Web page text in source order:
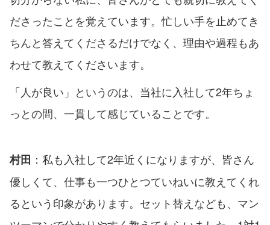
ださったことを覚えています。忙しい手を止めてき
ちんと答えてくださるだけでなく、理由や過程もあ
わせて教えてくださいます。
「人が良い」というのは、当社に入社して2年ちょ
っとの間、一貫して感じていることです。
村田 ：私も入社して2年近くになりますが、皆さん
優しくて、仕事も一つひとつていねいに教えてくれ
るという印象があります。セット替えなども、マン